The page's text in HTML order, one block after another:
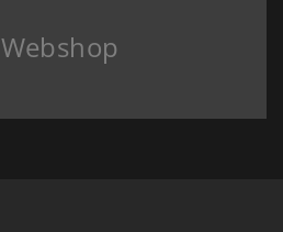
Webshop